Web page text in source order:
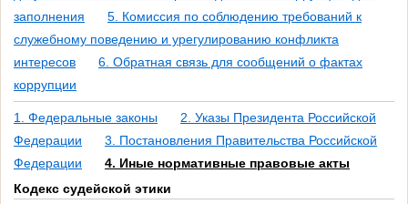
заполнения
5. Комиссия по соблюдению требований к
служебному поведению и урегулированию конфликта
интересов
6. Обратная связь для сообщений о фактах
коррупции
1. Федеральные законы
2. Указы Президента Российской
Федерации
3. Постановления Правительства Российской
Федерации
4. Иные нормативные правовые акты
Кодекс судейской этики